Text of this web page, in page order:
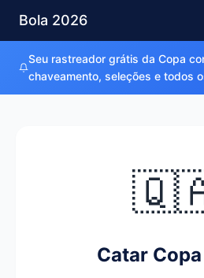
Bola 2026
Seu rastreador grátis da Copa
chaveamento, seleções e todos
Catar